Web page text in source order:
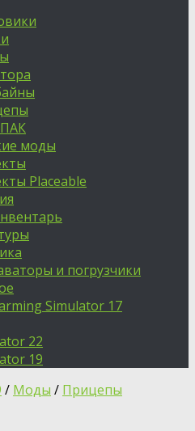
моды
Placeable
и погрузчики
Simulator 17
22
19
/ Моды / Прицепы